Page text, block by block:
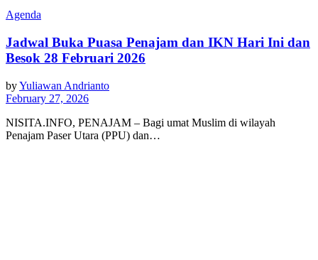
Agenda
Jadwal Buka Puasa Penajam dan IKN Hari Ini dan
Besok 28 Februari 2026
byYuliawan Andrianto
February 27, 2026
NISITA.INFO, PENAJAM – Bagi umat Muslim di wilayah
Penajam Paser Utara (PPU) dan…